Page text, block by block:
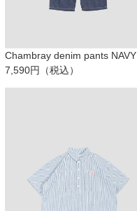
Chambray denim pants NAVY
7,590円（税込）